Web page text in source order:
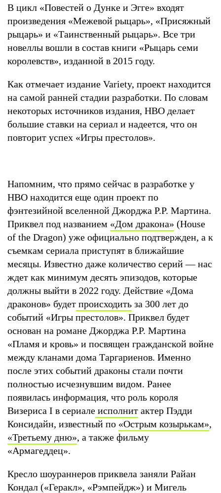
В цикл «Повестей о Дунке и Эгге» входят
произведения «Межевой рыцарь», «Присяжный
рыцарь» и «Таинственный рыцарь». Все три
новеллы вошли в состав книги «Рыцарь семи
королевств», изданной в 2015 году.
Как отмечает издание Variety, проект находится
на самой ранней стадии разработки. По словам
некоторых источников издания, HBO делает
большие ставки на сериал и надеется, что он
повторит успех «Игры престолов».
Напомним, что прямо сейчас в разработке у
HBO находится еще один проект по
фэнтезийной вселенной Джорджа Р.Р. Мартина.
Приквел под названием «Дом дракона» (House
of the Dragon) уже официально подтвержден, а к
съемкам сериала приступят в ближайшие
месяцы. Известно даже количество серий — нас
ждет как минимум десять эпизодов, которые
должны выйти в 2022 году. Действие «Дома
драконов» будет происходить за 300 лет до
событий «Игры престолов». Приквел будет
основан на романе Джорджа Р.Р. Мартина
«Пламя и кровь» и посвящен гражданской войне
между кланами дома Таргариенов. Именно
после этих событий драконы стали почти
полностью исчезнувшим видом. Ранее
появилась информация, что роль короля
Визериса I в сериале исполнит актер Пэдди
Консидайн, известный по «Острым козырькам»,
«Третьему дню», а также фильму
«Армагеддец».
Кресло шоураннеров приквела заняли Райан
Кондал («Геракл», «Рэмпейдж») и Мигель